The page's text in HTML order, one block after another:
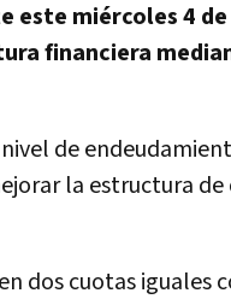
este miércoles 4
financiera
de
la estructura
dos cuotas iguales